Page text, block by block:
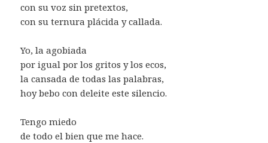
con su voz sin pretextos,
con su ternura plácida y callada.
Yo, la agobiada
por igual por los gritos y los ecos,
la cansada de todas las palabras,
hoy bebo con deleite este silencio.
Tengo miedo
de todo el bien que me hace.